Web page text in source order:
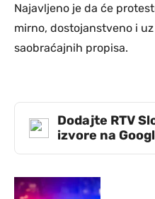
Najavljeno je da će
mirno, dostojanstveno i
saobraćajnih propisa.
Dodajte RTV
izvore na